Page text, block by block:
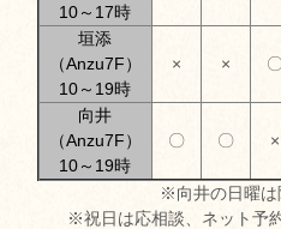
10～17時
垣添
（Anzu7F）
10～19時
× ×
向井
（Anzu7F）
10～19時
〇 〇 ×
※向井の日曜は
※祝日は応相談、ネット予